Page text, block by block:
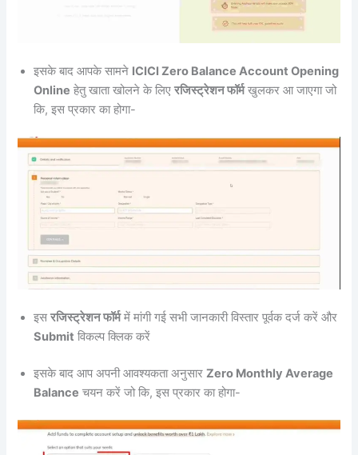
इसके बाद आपके सामने ICICI Zero Balance Account Opening
Online हेतु खाता खोलने के लिएरजिस्ट्रेशन फॉर्मखुलकर आ जाएगा जो
कि, इस प्रकार का होगा-
इसरजिस्ट्रेशन फॉर्ममें मांगी गई सभी जानकारी विस्तार पूर्वक दर्ज करें और
Submit विकल्प क्लिक करें
इसके बाद आप अपनी आवश्यकता अनुसारZero Monthly Average
Balance चयन करें जो कि, इस प्रकार का होगा-